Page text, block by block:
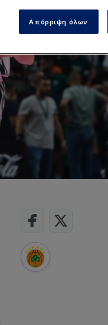
Απόρριψη όλων